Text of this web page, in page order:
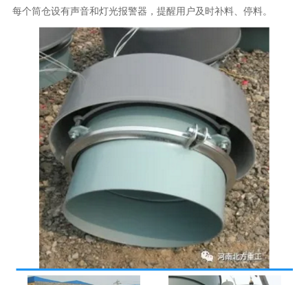
每个筒仓设有声音和灯光报警器，提醒用户及时补料、停料。